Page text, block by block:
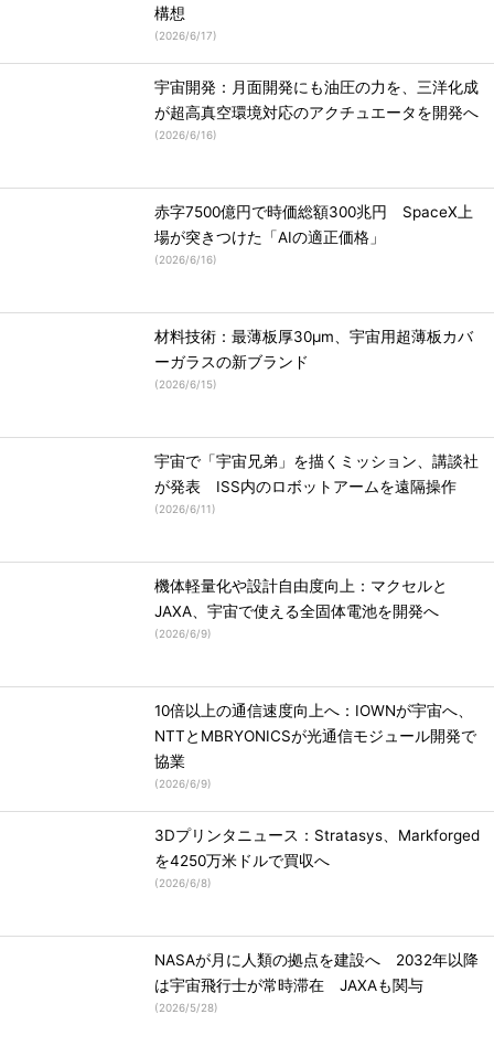
構想
(2026/6/17)
宇宙開発：月面開発にも油圧の力を、三洋化成
が超高真空環境対応のアクチュエータを開発へ
(2026/6/16)
赤字7500億円で時価総額300兆円 SpaceX上
場が突きつけた「AIの適正価格」
(2026/6/16)
材料技術：最薄板厚30μm、宇宙用超薄板カバ
ーガラスの新ブランド
(2026/6/15)
宇宙で「宇宙兄弟」を描くミッション、講談社
が発表 ISS内のロボットアームを遠隔操作
(2026/6/11)
機体軽量化や設計自由度向上：マクセルと
JAXA、宇宙で使える全固体電池を開発へ
(2026/6/9)
10倍以上の通信速度向上へ：IOWNが宇宙へ、
NTTとMBRYONICSが光通信モジュール開発で
協業
(2026/6/9)
3Dプリンタニュース：Stratasys、Markforged
を4250万米ドルで買収へ
(2026/6/8)
NASAが月に人類の拠点を建設へ 2032年以降
は宇宙飛行士が常時滞在 JAXAも関与
(2026/5/28)